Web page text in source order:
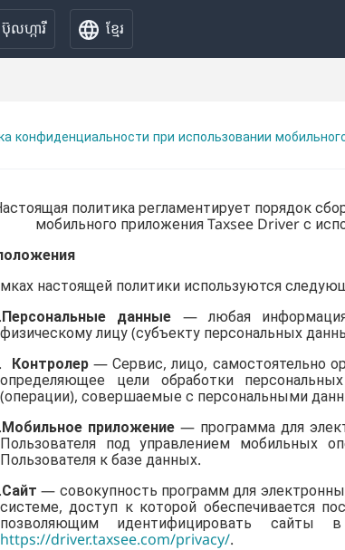
ប៊ុលហ្ការី ខ្មែរ
конфиденциальности при использовании
политика регламентирует порядок
мобильного приложения Taxsee Driver с
настоящей политики используются
Персональные данные — любая
физическому лицу (субъекту персональных
Контролер — Сервис, лицо, самостоятельно
определяющее цели обработки
(операции), совершаемые с персональными
Мобильное приложение — программа для
Пользователя под управлением мобильных
Пользователя к базе данных.
Сайт — совокупность программ для
системе, доступ к которой обеспечивается
позволяющим идентифицировать сайты
https://driver.taxsee.com/privacy/.